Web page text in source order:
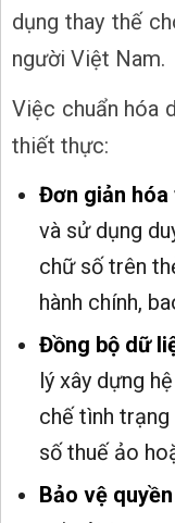
dụng thay thế
người Việt Nam.
Việc chuẩn hóa
thiết thực:
Đơn giản hóa
và sử dụng
chữ số trên
hành chính,
Đồng bộ dữ
lý xây dựng
chế tình trạng
số thuế ảo
Bảo vệ